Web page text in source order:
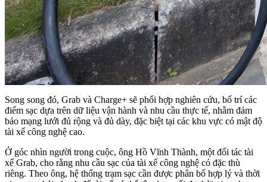
Song song đó, Grab và Charge+ sẽ phối hợp nghiên cứu, bố trí các
điểm sạc dựa trên dữ liệu vận hành và nhu cầu thực tế, nhằm đảm
bảo mạng lưới đủ rộng và đủ dày, đặc biệt tại các khu vực có mật độ
tài xế công nghệ cao.
Ở góc nhìn người trong cuộc, ông Hồ Vĩnh Thành, một đối tác tài
xế Grab, cho rằng nhu cầu sạc của tài xế công nghệ có đặc thù
riêng. Theo ông, hệ thống trạm sạc cần được phân bố hợp lý và thời